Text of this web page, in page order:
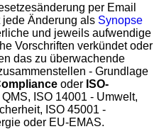
per Email
jede Änderung als Synopse
und jeweils aufwendige
Vorschriften verkündet oder
das zu überwachende
- Grundlage
oder ISO-
ISO 14001 - Umwelt,
ISO 45001 -
oder EU-EMAS.